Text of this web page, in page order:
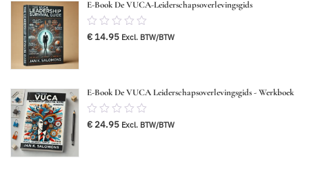
E-Book De VUCA-Leiderschapsoverlevingsgids
0.00
van
€14.95 Excl. BTW/BTW
E-Book De VUCA Leiderschapsoverlevingsgids - Werkboek
0.00
van
€ 24.95 Excl. BTW/BTW